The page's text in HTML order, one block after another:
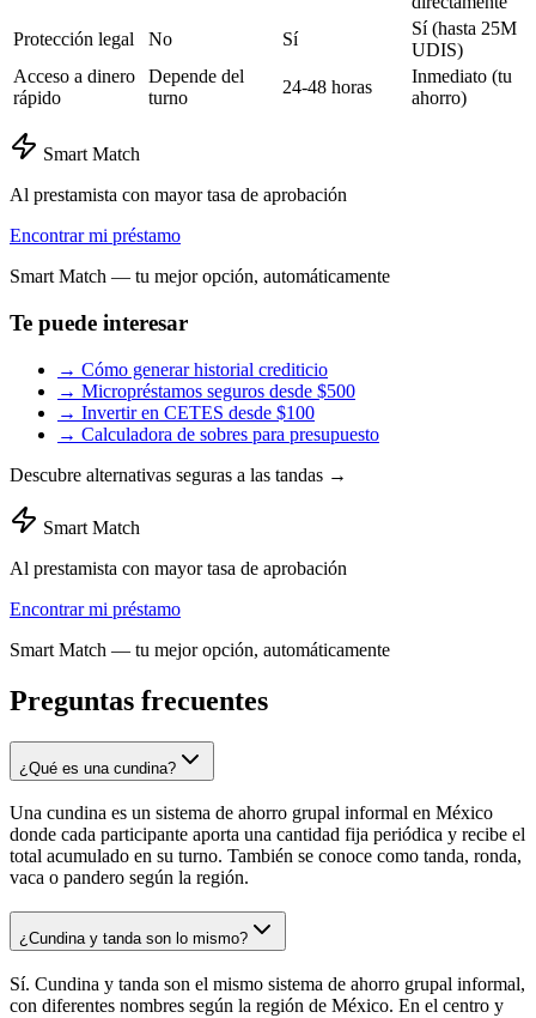
Protección legal
No Sí
Sí (hasta 25M
UDIS)
Acceso a dinero
rápido
Depende del
turno
24-48 horas
Inmediato (tu
ahorro)
Smart Match
Al prestamista con mayor tasa de aprobación
Encontrar mi préstamo
Smart Match — tu mejor opción, automáticamente
Te puede interesar
→ Cómo generar historial crediticio
→ Micropréstamos seguros desde $500
→ Invertir en CETES desde $100
→ Calculadora de sobres para presupuesto
Descubre alternativas seguras a las tandas →
Smart Match
Al prestamista con mayor tasa de aprobación
Encontrar mi préstamo
Smart Match — tu mejor opción, automáticamente
Preguntas frecuentes
¿Qué es una cundina?
Una cundina es un sistema de ahorro grupal informal en México
donde cada participante aporta una cantidad fija periódica y recibe el
total acumulado en su turno. También se conoce como tanda, ronda,
vaca o pandero según la región.
¿Cundina y tanda son lo mismo?
Sí. Cundina y tanda son el mismo sistema de ahorro grupal informal,
con diferentes nombres según la región de México. En el centro y